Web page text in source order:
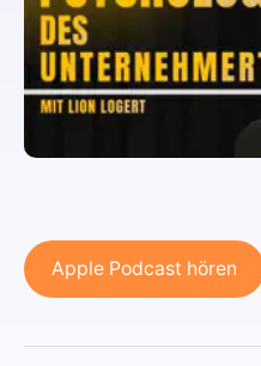
Apple Podcast hören